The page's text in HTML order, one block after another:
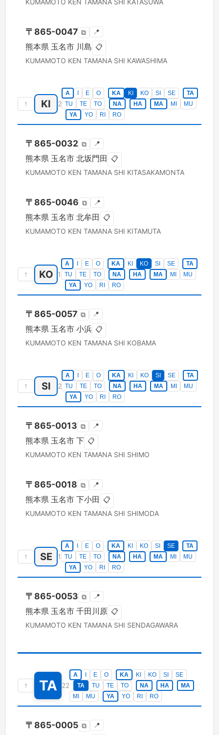
KUMAMOTO KEN TAMANA SHI KATASUWA
〒 865-0047 ⧉ 📍
熊本県 玉名市 川島 📋
KUMAMOTO KEN TAMANA SHI KAWASHIMA
↑ KI 2
A E O KA KI KO SI SE
TA
TU
TE TO NA HA MA MI
MU
YA
YO RI RO
〒 865-0032 ⧉ 📍
熊本県 玉名市 北坂門田 📋
KUMAMOTO KEN TAMANA SHI KITASAKAMONTA
〒 865-0046 ⧉ 📍
熊本県 玉名市 北牟田 📋
KUMAMOTO KEN TAMANA SHI KITAMUTA
↑ KO 1
A E O KA KI KO SI SE
TA
TU
TE TO NA HA MA MI
MU
YA
YO RI RO
〒 865-0057 ⧉ 📍
熊本県 玉名市 小浜 📋
KUMAMOTO KEN TAMANA SHI KOBAMA
↑ SI 2
A E O KA KI KO SI SE
TA
TU
TE TO NA HA MA MI
MU
YA
YO RI RO
〒 865-0013 ⧉ 📍
熊本県 玉名市 下 📋
KUMAMOTO KEN TAMANA SHI SHIMO
〒 865-0018 ⧉ 📍
熊本県 玉名市 下小田 📋
KUMAMOTO KEN TAMANA SHI SHIMODA
↑ SE 1
A E O KA KI KO SI SE
TA
TU
TE TO NA HA MA MI
MU
YA
YO RI RO
〒 865-0053 ⧉ 📍
熊本県 玉名市 千田川原 📋
KUMAMOTO KEN TAMANA SHI SENDAGAWARA
↑ TA 22
A E O KA KI KO SI
SE
TA
TU TE TO NA HA
MA
MI
MU YA YO RI RO
〒 865-0005 ⧉ 📍